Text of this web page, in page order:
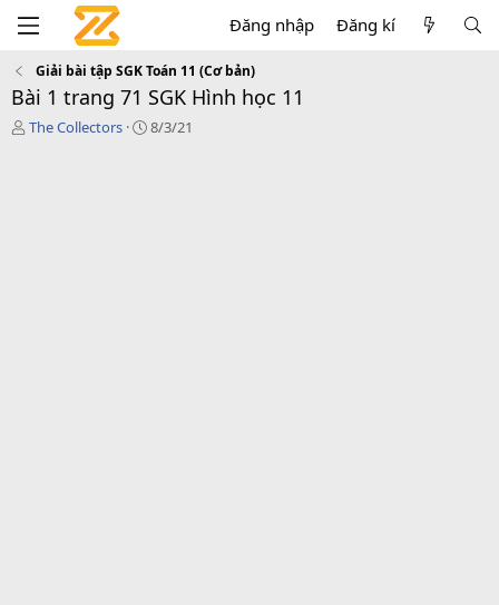
Đăng nhập Đăng kí
Giải bài tập SGK Toán 11 (Cơ bản)
Bài 1 trang 71 SGK Hình học 11
T
The Collectors
C
8/3/21